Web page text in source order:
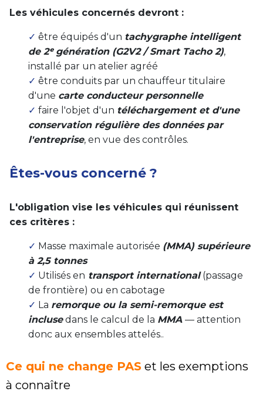
Les véhicules concernés devront :
✓ être équipés d'un tachygraphe intelligent
de 2ᵉ génération (G2V2 / Smart Tacho 2),
installé par un atelier agréé
✓ être conduits par un chauffeur titulaire
d'une carte conducteur personnelle
✓ faire l'objet d'un téléchargement et d'une
conservation régulière des données par
l'entreprise, en vue des contrôles.
Êtes-vous concerné ?
L'obligation vise les véhicules qui réunissent
ces critères :
✓ Masse maximale autorisée (MMA) supérieure
à 2,5 tonnes
✓ Utilisés en transport international(passage
de frontière) ou en cabotage
✓ La remorque ou la semi-remorque est
inclusedans le calcul de la MMA — attention
donc aux ensembles attelés..
Ce qui ne change PAS et les exemptions
à connaître